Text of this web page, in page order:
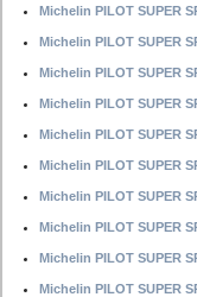
Michelin PILOT SUPER
Michelin PILOT SUPER
Michelin PILOT SUPER
Michelin PILOT SUPER
Michelin PILOT SUPER
Michelin PILOT SUPER
Michelin PILOT SUPER
Michelin PILOT SUPER
Michelin PILOT SUPER
Michelin PILOT SUPER